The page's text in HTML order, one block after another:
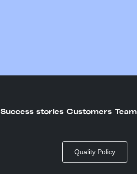
Success stories Customers Team
Quality Policy